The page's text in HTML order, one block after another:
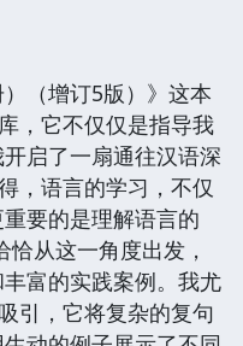
（增订5版）》这本
，它不仅仅是指导我
启了一扇通往汉语深
，语言的学习，不仅
要的是理解语言的
恰从这一角度出发，
富的实践案例。我尤
引，它将复杂的复句